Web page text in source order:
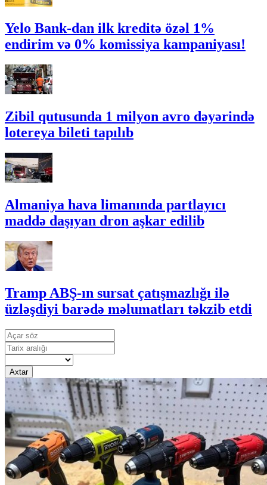
Yelo Bank-dan ilk kreditə özəl 1%
endirim və 0% komissiya kampaniyası!
Zibil qutusunda 1 milyon avro dəyərində
lotereya bileti tapılıb
Almaniya hava limanında partlayıcı
maddə daşıyan dron aşkar edilib
Tramp ABŞ-ın sursat çatışmazlığı ilə
üzləşdiyi barədə məlumatları təkzib etdi
Axtar